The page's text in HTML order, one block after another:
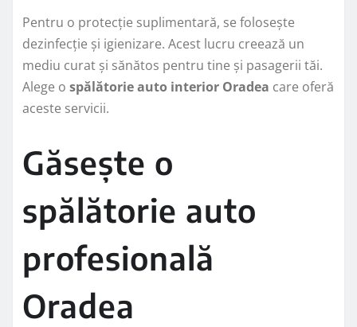
Pentru o protecție suplimentară, se folosește
dezinfecție și igienizare. Acest lucru creează un
mediu curat și sănătos pentru tine și pasagerii tăi.
Alege o spălătorie auto interior Oradea care oferă
aceste servicii.
Găsește o
spălătorie auto
profesională
Oradea